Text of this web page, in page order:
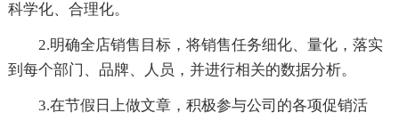
科学化、合理化。
2.明确全店销售目标，将销售任务细化、量化，落实
到每个部门、品牌、人员，并进行相关的数据分析。
3.在节假日上做文章，积极参与公司的各项促销活